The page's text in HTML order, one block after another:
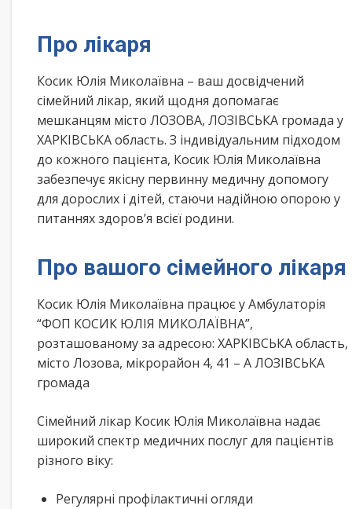
Про лікаря
Косик Юлія Миколаївна – ваш досвідчений
сімейний лікар, який щодня допомагає
мешканцям місто ЛОЗОВА, ЛОЗІВСЬКА громада у
ХАРКІВСЬКА область. З індивідуальним підходом
до кожного пацієнта, Косик Юлія Миколаївна
забезпечує якісну первинну медичну допомогу
для дорослих і дітей, стаючи надійною опорою у
питаннях здоров’я всієї родини.
Про вашого сімейного лікаря
Косик Юлія Миколаївна працює у Амбулаторія
“ФОП КОСИК ЮЛІЯ МИКОЛАЇВНА”,
розташованому за адресою: ХАРКІВСЬКА область,
місто Лозова, мікрорайон 4, 41 – А ЛОЗІВСЬКА
громада
Сімейний лікар Косик Юлія Миколаївна надає
широкий спектр медичних послуг для пацієнтів
різного віку:
Регулярні профілактичні огляди